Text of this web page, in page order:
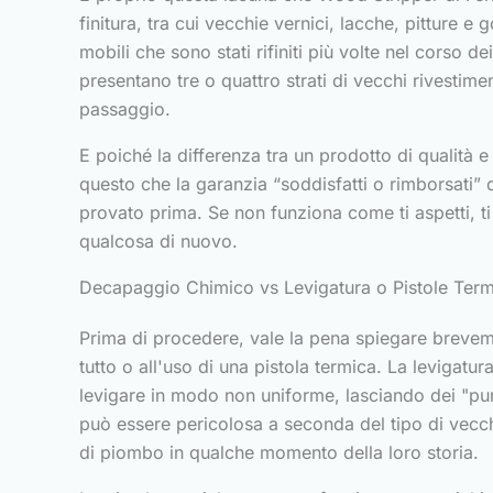
finitura, tra cui vecchie vernici, lacche, pitture e
mobili che sono stati rifiniti più volte nel corso
presentano tre o quattro strati di vecchi
passaggio.
E poiché la differenza tra un prodotto di qualità
questo che la garanzia “soddisfatti o
provato prima. Se non funziona come ti aspetti,
qualcosa di nuovo.
Decapaggio Chimico vs Levigatura o Pistole
Prima di procedere, vale la pena spiegare
tutto o all'uso di una pistola termica. La
levigare in modo non uniforme, lasciando dei
può essere pericolosa a seconda del tipo di
di piombo in qualche momento della loro storia.